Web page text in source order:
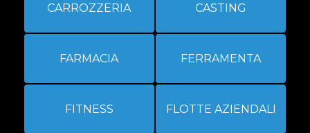
CARROZZERIA CASTING
FARMACIA FERRAMENTA
FITNESS FLOTTE AZIENDALI